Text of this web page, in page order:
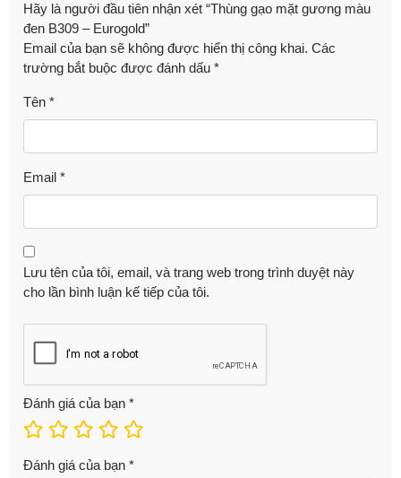
Hãy là người đầu tiên nhận xét “Thùng gạo mặt gương màu
đen B309 – Eurogold”
Email của bạn sẽ không được hiển thị công khai. Các
trường bắt buộc được đánh dấu *
Tên *
Email *
Lưu tên của tôi, email, và trang web trong trình duyệt này
cho lần bình luận kế tiếp của tôi.
Đánh giá của bạn *
Đánh giá của bạn *